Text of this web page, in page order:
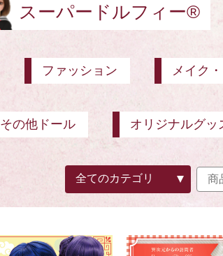
スーパードルフィー®
ファッション メイク
その他ドール オリジナルグッ